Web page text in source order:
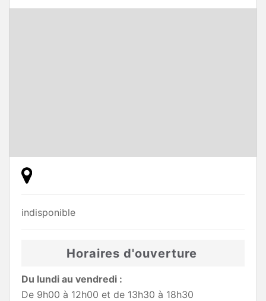
indisponible
Horaires d'ouverture
Du lundi au vendredi :
De 9h00 à 12h00 et de 13h30 à 18h30